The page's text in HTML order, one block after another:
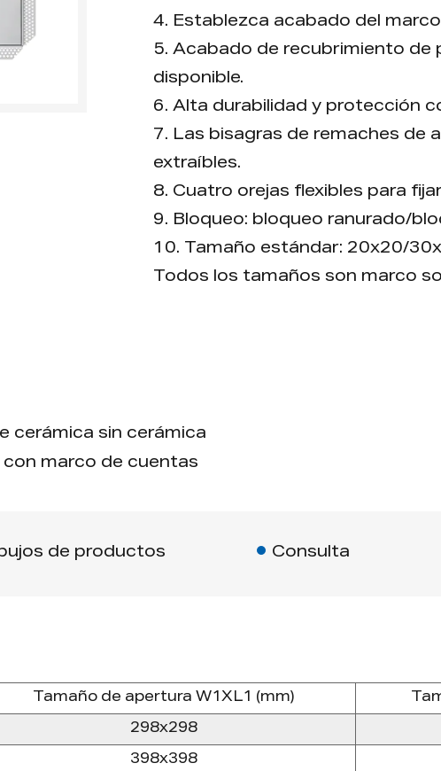
4. Establezca acabado del
5. Acabado de recubrimiento de
disponible.
6. Alta durabilidad y protección
7. Las bisagras de remaches de
extraíbles.
8. Cuatro orejas flexibles para
9. Bloqueo: bloqueo ranurado/
10. Tamaño estándar: 20x20/
Todos los tamaños son marco
El panel de acceso logra un
cerámica sin cerámica
con marco de cuentas
de productos Consulta
Tamaño de apertura W1XL1 (mm)
298x298
398x398